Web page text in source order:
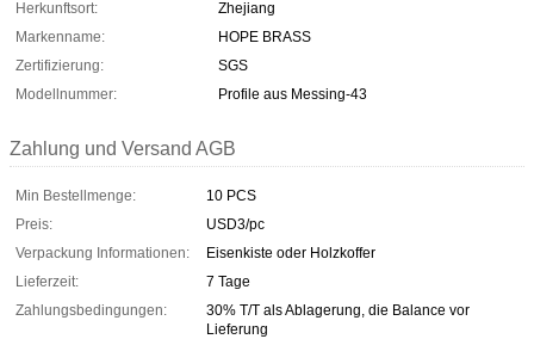
Herkunftsort:
Zhejiang
Markenname:
HOPE BRASS
Zertifizierung:
SGS
Modellnummer:
Profile aus Messing-43
Zahlung und Versand AGB
Min Bestellmenge:
10 PCS
Preis:
USD3/pc
Verpackung Informationen:
Eisenkiste oder Holzkoffer
Lieferzeit:
7 Tage
Zahlungsbedingungen:
30% T/T als Ablagerung, die Balance vor
Lieferung